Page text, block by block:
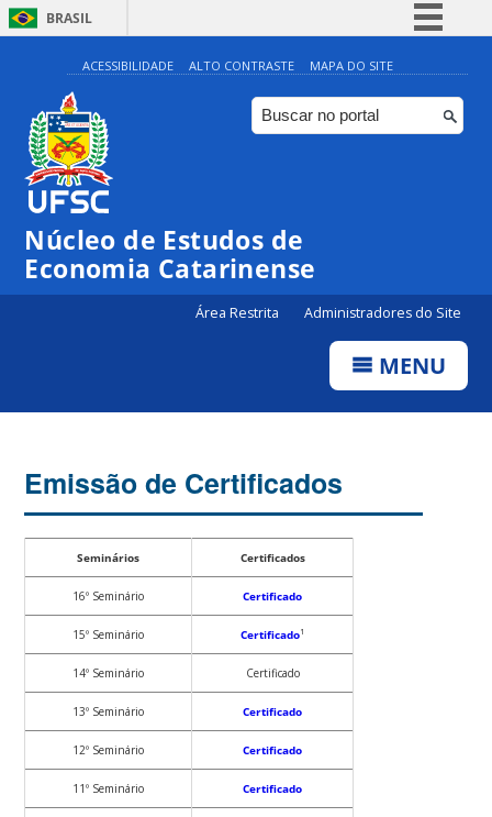
BRASIL
Simplifique!
Comunica BR
Participe
ACESSIBILIDADE ALTO CONTRASTE MAPA DO SITE
Núcleo de Estudos de
Economia Catarinense
Área Restrita Administradores do Site
MENU
Emissão de Certificados
Seminários Certificados
16º Seminário Certificado
15º Seminário Certificado¹
14º Seminário Certificado
13º Seminário Certificado
12º Seminário Certificado
11º Seminário Certificado